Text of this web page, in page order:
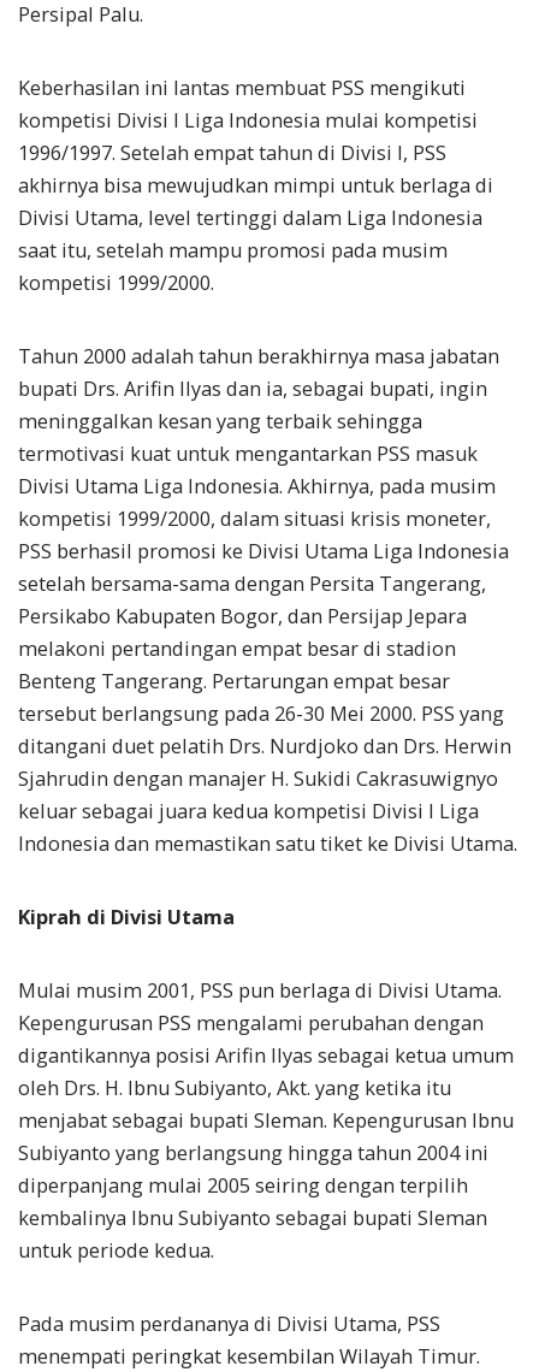
Persipal Palu.
Keberhasilan ini lantas membuat PSS mengikuti
kompetisi Divisi I Liga Indonesia mulai kompetisi
1996/1997. Setelah empat tahun di Divisi I, PSS
akhirnya bisa mewujudkan mimpi untuk berlaga di
Divisi Utama, level tertinggi dalam Liga Indonesia
saat itu, setelah mampu promosi pada musim
kompetisi 1999/2000.
Tahun 2000 adalah tahun berakhirnya masa jabatan
bupati Drs. Arifin Ilyas dan ia, sebagai bupati, ingin
meninggalkan kesan yang terbaik sehingga
termotivasi kuat untuk mengantarkan PSS masuk
Divisi Utama Liga Indonesia. Akhirnya, pada musim
kompetisi 1999/2000, dalam situasi krisis moneter,
PSS berhasil promosi ke Divisi Utama Liga Indonesia
setelah bersama-sama dengan Persita Tangerang,
Persikabo Kabupaten Bogor, dan Persijap Jepara
melakoni pertandingan empat besar di stadion
Benteng Tangerang. Pertarungan empat besar
tersebut berlangsung pada 26-30 Mei 2000. PSS yang
ditangani duet pelatih Drs. Nurdjoko dan Drs. Herwin
Sjahrudin dengan manajer H. Sukidi Cakrasuwignyo
keluar sebagai juara kedua kompetisi Divisi I Liga
Indonesia dan memastikan satu tiket ke Divisi Utama.
Kiprah di Divisi Utama
Mulai musim 2001, PSS pun berlaga di Divisi Utama.
Kepengurusan PSS mengalami perubahan dengan
digantikannya posisi Arifin Ilyas sebagai ketua umum
oleh Drs. H. Ibnu Subiyanto, Akt. yang ketika itu
menjabat sebagai bupati Sleman. Kepengurusan Ibnu
Subiyanto yang berlangsung hingga tahun 2004 ini
diperpanjang mulai 2005 seiring dengan terpilih
kembalinya Ibnu Subiyanto sebagai bupati Sleman
untuk periode kedua.
Pada musim perdananya di Divisi Utama, PSS
menempati peringkat kesembilan Wilayah Timur.